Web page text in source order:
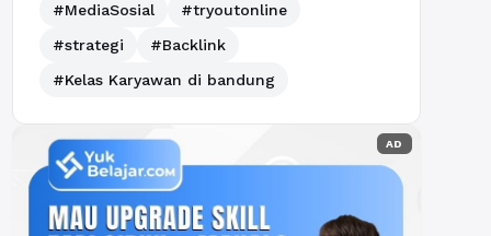
#MediaSosial
#tryoutonline
#strategi
#Backlink
#Kelas Karyawan di bandung
AD